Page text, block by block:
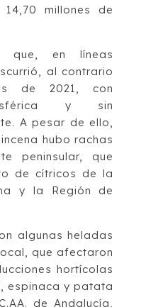
millones de
que, en líneas
al contrario
de 2021, con
y sin
A pesar de ello,
hubo rachas
peninsular, que
de cítricos de la
y la Región de
algunas heladas
que afectaron
hortícolas
espinaca y patata
de Andalucía,